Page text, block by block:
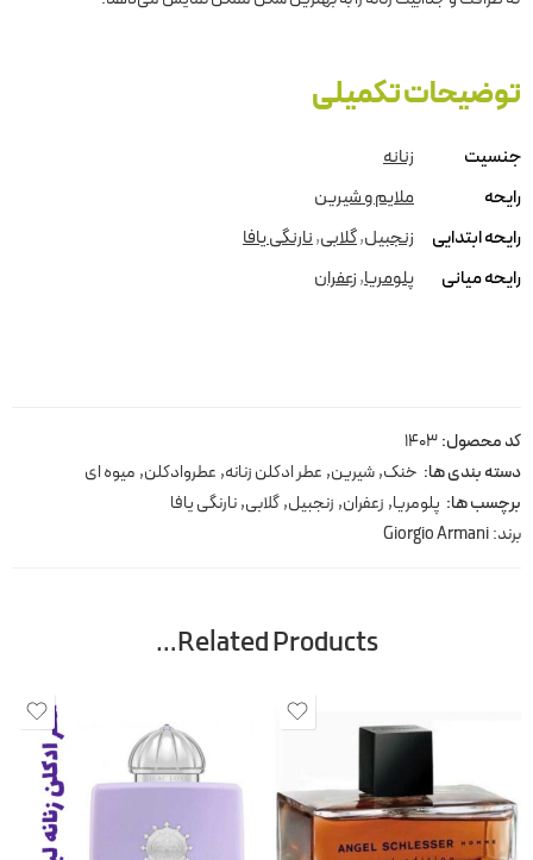
توضیحات تکمیلی
جنسیت
زنانه
رایحه
ملایم و شیرین
رایحه ابتدایی
زنجبیل,گلابی,نارنگی یافا
رایحه میانی
پلومریا,زعفران
کد محصول:1403
دسته بندی ها: خنک,شیرین, عطر ادکلن زنانه, عطروادکلن, میوه ای
برچسب ها: پلومریا, زعفران, زنجبیل,گلابی,نارنگی یافا
برند:Giorgio Armani
Related Products…